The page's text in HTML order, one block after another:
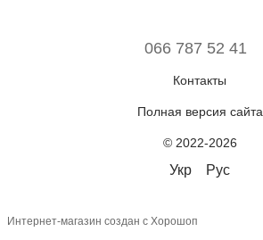
066 787 52 41
Контакты
Полная версия сайта
© 2022-2026
Укр Рус
Интернет-магазин создан с Хорошоп